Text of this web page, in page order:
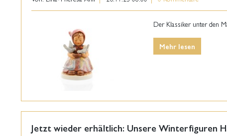
Der Klassiker unter den
Mehr lesen
Jetzt wieder erhältlich: Unsere Winterfiguren